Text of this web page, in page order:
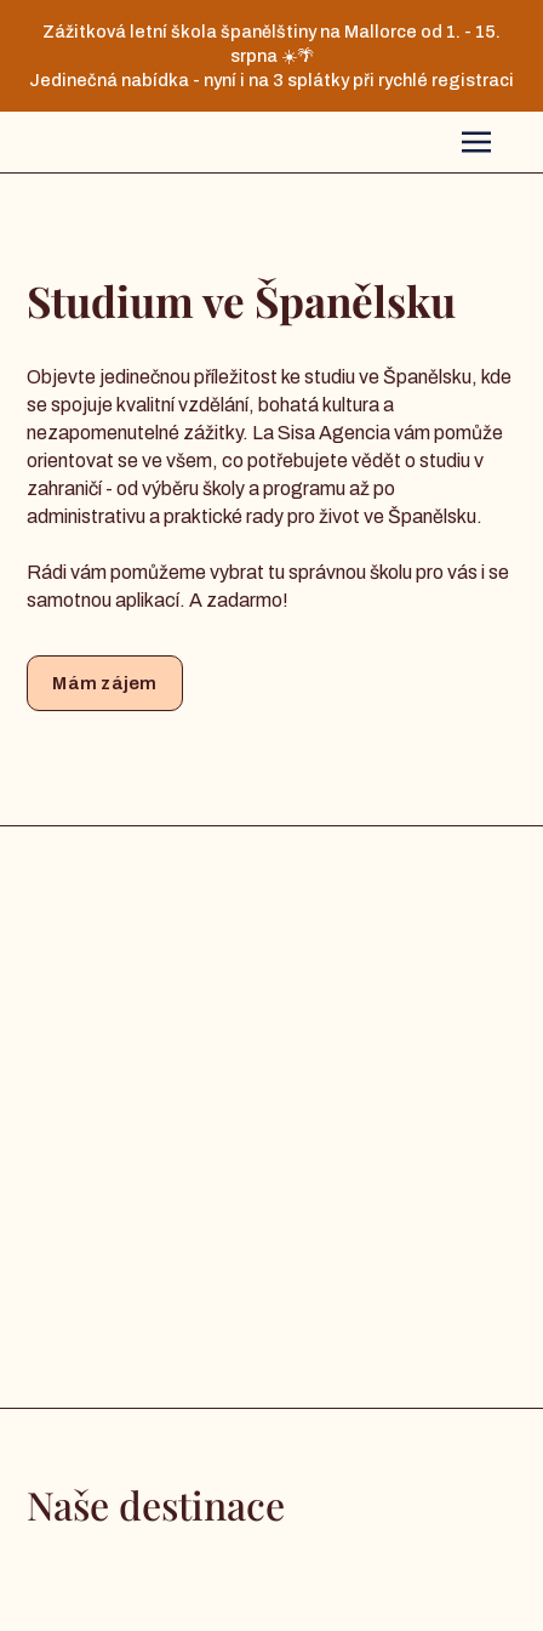
Zážitková letní škola španělštiny na Mallorce od 1. - 15.
srpna ☀️🌴
Jedinečná nabídka - nyní i na 3 splátky při rychlé registraci
Studium ve Španělsku
Objevte jedinečnou příležitost ke studiu ve Španělsku, kde
se spojuje kvalitní vzdělání, bohatá kultura a
nezapomenutelné zážitky. La Sisa Agencia vám pomůže
orientovat se ve všem, co potřebujete vědět o studiu v
zahraničí - od výběru školy a programu až po
administrativu a praktické rady pro život ve Španělsku.
Rádi vám pomůžeme vybrat tu správnou školu pro vás i se
samotnou aplikací. A zadarmo!
Mám zájem
Naše destinace